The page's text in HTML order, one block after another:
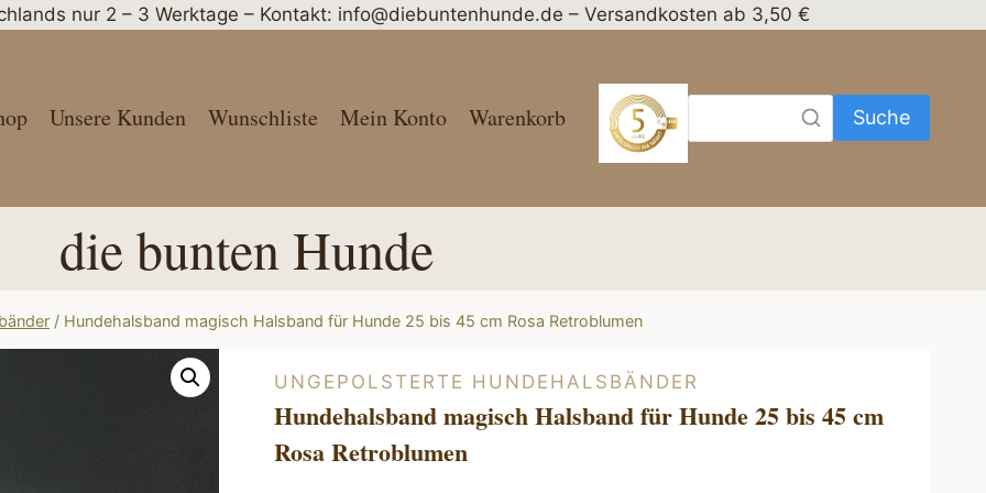
nur 2 – 3 Werktage – Kontakt: info@diebuntenhunde.de – Versandkosten ab 3,50 €
Unsere Kunden Wunschliste Mein Konto Warenkorb Suche
die bunten Hunde
/ Hundehalsband magisch Halsband für Hunde 25 bis 45 cm Rosa Retroblumen
UNGEPOLSTERTE HUNDEHALSBÄNDER
Hundehalsband magisch Halsband für Hunde 25 bis 45 cm
Rosa Retroblumen